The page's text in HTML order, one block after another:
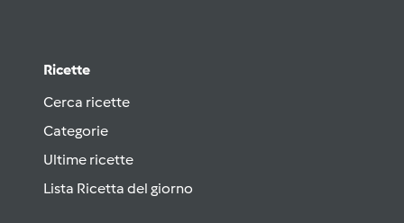
Ricette
Cerca ricette
Categorie
Ultime ricette
Lista Ricetta del giorno